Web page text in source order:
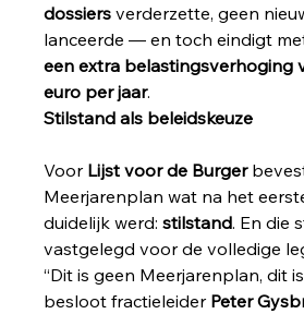
dossiers verderzette, geen
lanceerde — en toch eindigt
een extra belastingsverhoging
euro per jaar.
Stilstand als beleidskeuze
Voor Lijst voor de Burger
Meerjarenplan wat na het
duidelijk werd: stilstand. En die
vastgelegd voor de volledige
“Dit is geen Meerjarenplan, dit
besloot fractieleider Peter